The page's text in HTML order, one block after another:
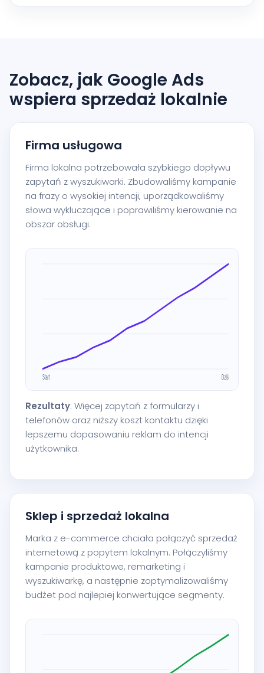
Zobacz, jak Google Ads
wspiera sprzedaż lokalnie
Firma usługowa
Firma lokalna potrzebowała szybkiego dopływu
zapytań z wyszukiwarki. Zbudowaliśmy kampanie
na frazy o wysokiej intencji, uporządkowaliśmy
słowa wykluczające i poprawiliśmy kierowanie na
obszar obsługi.
Rezultaty: Więcej zapytań z formularzy i
telefonów oraz niższy koszt kontaktu dzięki
lepszemu dopasowaniu reklam do intencji
użytkownika.
Sklep i sprzedaż lokalna
Marka z e-commerce chciała połączyć sprzedaż
internetową z popytem lokalnym. Połączyliśmy
kampanie produktowe, remarketing i
wyszukiwarkę, a następnie zoptymalizowaliśmy
budżet pod najlepiej konwertujące segmenty.